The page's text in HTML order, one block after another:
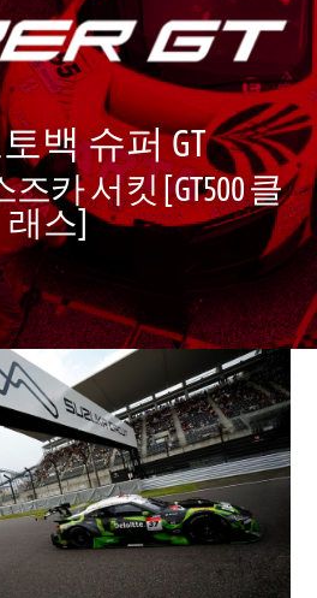
백 슈퍼 GT
카 서킷 [GT500 클
래스]